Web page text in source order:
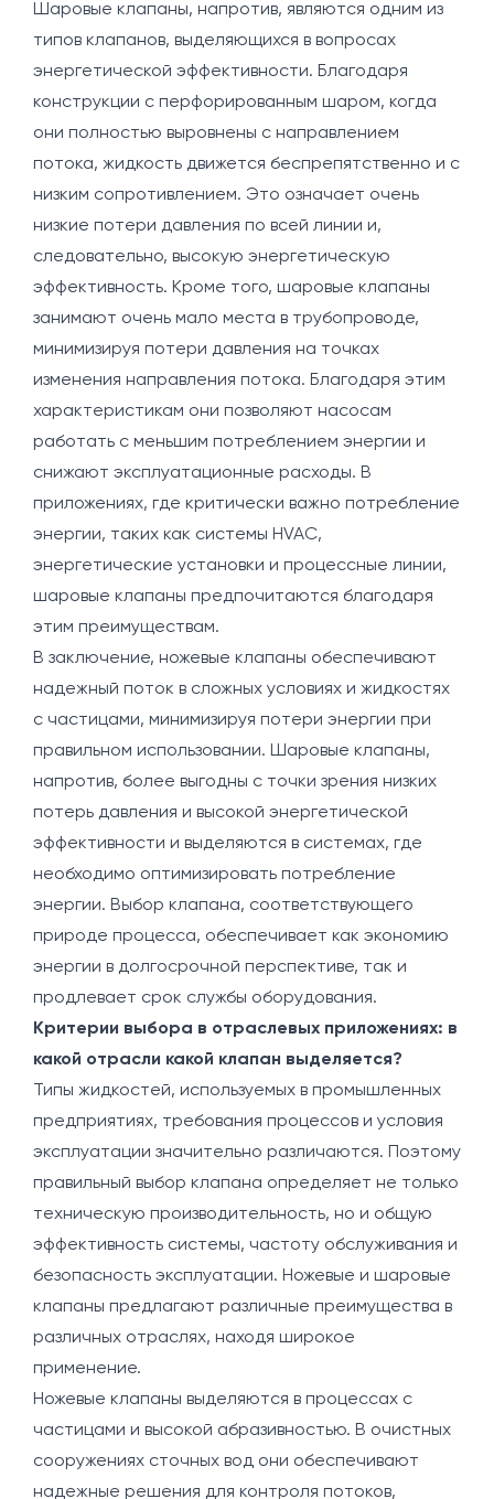
Шаровые клапаны, напротив, являются одним из
типов клапанов, выделяющихся в вопросах
энергетической эффективности. Благодаря
конструкции с перфорированным шаром, когда
они полностью выровнены с направлением
потока, жидкость движется беспрепятственно и с
низким сопротивлением. Это означает очень
низкие потери давления по всей линии и,
следовательно, высокую энергетическую
эффективность. Кроме того, шаровые клапаны
занимают очень мало места в трубопроводе,
минимизируя потери давления на точках
изменения направления потока. Благодаря этим
характеристикам они позволяют насосам
работать с меньшим потреблением энергии и
снижают эксплуатационные расходы. В
приложениях, где критически важно потребление
энергии, таких как системы HVAC,
энергетические установки и процессные линии,
шаровые клапаны предпочитаются благодаря
этим преимуществам.
В заключение, ножевые клапаны обеспечивают
надежный поток в сложных условиях и жидкостях
с частицами, минимизируя потери энергии при
правильном использовании. Шаровые клапаны,
напротив, более выгодны с точки зрения низких
потерь давления и высокой энергетической
эффективности и выделяются в системах, где
необходимо оптимизировать потребление
энергии. Выбор клапана, соответствующего
природе процесса, обеспечивает как экономию
энергии в долгосрочной перспективе, так и
продлевает срок службы оборудования.
Критерии выбора в отраслевых приложениях: в
какой отрасли какой клапан выделяется?
Типы жидкостей, используемых в промышленных
предприятиях, требования процессов и условия
эксплуатации значительно различаются. Поэтому
правильный выбор клапана определяет не только
техническую производительность, но и общую
эффективность системы, частоту обслуживания и
безопасность эксплуатации. Ножевые и шаровые
клапаны предлагают различные преимущества в
различных отраслях, находя широкое
применение.
Ножевые клапаны выделяются в процессах с
частицами и высокой абразивностью. В очистных
сооружениях сточных вод они обеспечивают
надежные решения для контроля потоков,